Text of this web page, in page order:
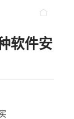
软件安